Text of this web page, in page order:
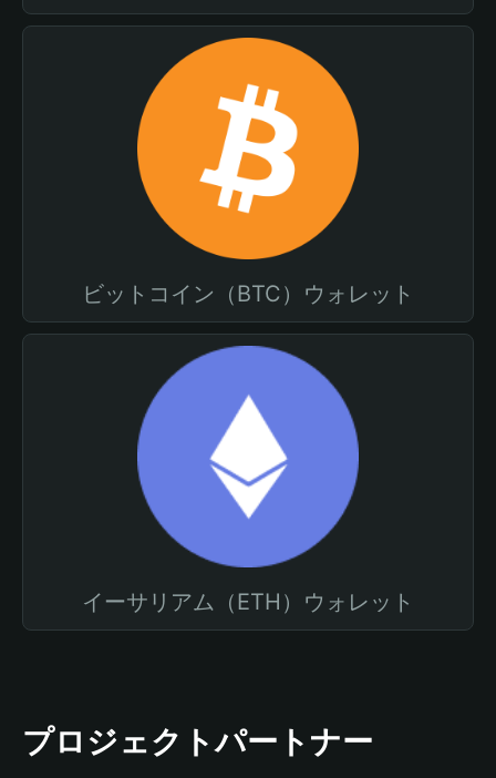
ビットコイン（BTC）ウォレット
イーサリアム（ETH）ウォレット
プロジェクトパートナー